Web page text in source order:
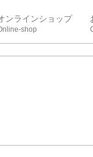
ンラインショップ